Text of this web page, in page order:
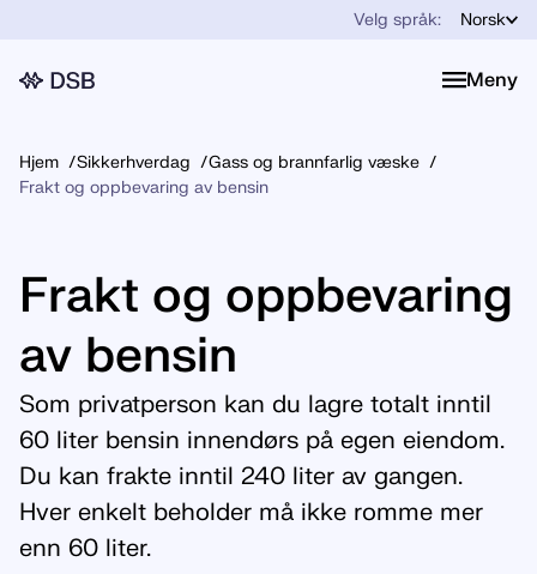
Velg språk: Norsk
Meny
Meny
Hjem Sikkerhverdag
Gass og brannfarlig væske
Frakt og oppbevaring av bensin
Frakt og oppbevaring
av bensin
Som privatperson kan du lagre totalt inntil
60 liter bensin innendørs på egen eiendom.
Du kan frakte inntil 240 liter av gangen.
Hver enkelt beholder må ikke romme mer
enn 60 liter.